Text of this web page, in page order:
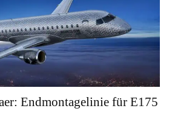
Endmontagelinie für E175